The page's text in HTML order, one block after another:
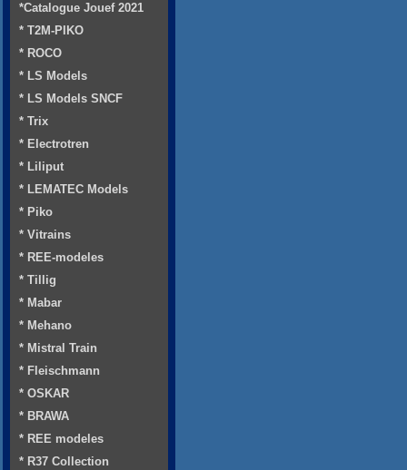
*Catalogue Jouef 2021
* T2M-PIKO
* ROCO
* LS Models
* LS Models SNCF
* Trix
* Electrotren
* Liliput
* LEMATEC Models
* Piko
* Vitrains
* REE-modeles
* Tillig
* Mabar
* Mehano
* Mistral Train
* Fleischmann
* OSKAR
* BRAWA
* REE modeles
* R37 Collection